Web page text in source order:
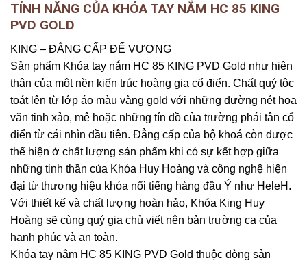
TÍNH NĂNG CỦA KHÓA TAY NẮM HC 85 KING
PVD GOLD
KING – ĐẲNG CẤP ĐẾ VƯƠNG
Sản phẩm Khóa tay nắm HC 85 KING PVD Gold như hiện
thân của một nền kiến trúc hoàng gia cổ điển. Chất quý tộc
toát lên từ lớp áo màu vàng gold với những đường nét hoa
văn tinh xảo, mê hoặc những tín đồ của trường phái tân cổ
điển từ cái nhìn đầu tiên. Đẳng cấp của bộ khoá còn được
thể hiện ở chất lượng sản phẩm khi có sự kết hợp giữa
những tinh thần của Khóa Huy Hoàng và công nghệ hiện
đại từ thương hiệu khóa nổi tiếng hàng đầu Ý như HeleH.
Với thiết kế và chất lượng hoàn hảo, Khóa King Huy
Hoàng sẽ cùng quý gia chủ viết nên bản trường ca của
hạnh phúc và an toàn.
Khóa tay nắm HC 85 KING PVD Gold thuộc dòng sản